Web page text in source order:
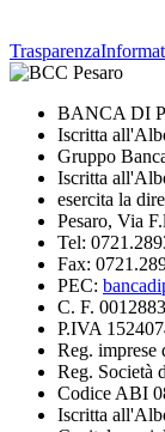
Trasparenza
BANCA DI
Iscritta
Gruppo
Iscritta
esercita la
Pesaro, Via
Tel:
Fax:
PEC:
C. F.
P.IVA
Reg. imprese
Reg. Società
Codice ABI
Iscritta